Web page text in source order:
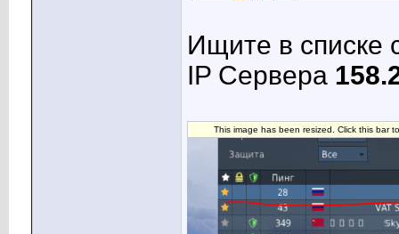
Ищите в списке
IP Сервера
This image has been resized. Click this bar